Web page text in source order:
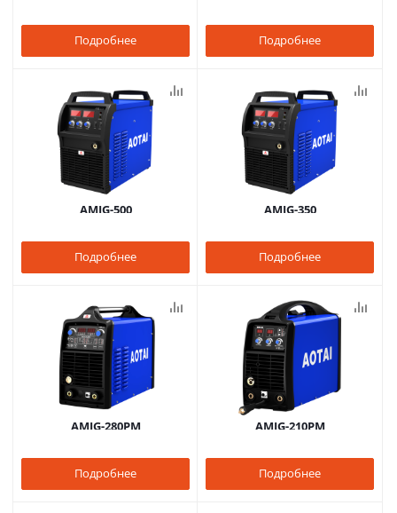
Подробнее Подробнее
AMIG-500
Подробнее
AMIG-350
Подробнее
AMIG-280PM
Подробнее
AMIG-210PM
Подробнее